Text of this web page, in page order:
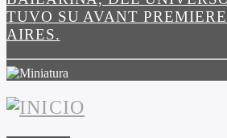
TUVO SU AVANT
AIRES.